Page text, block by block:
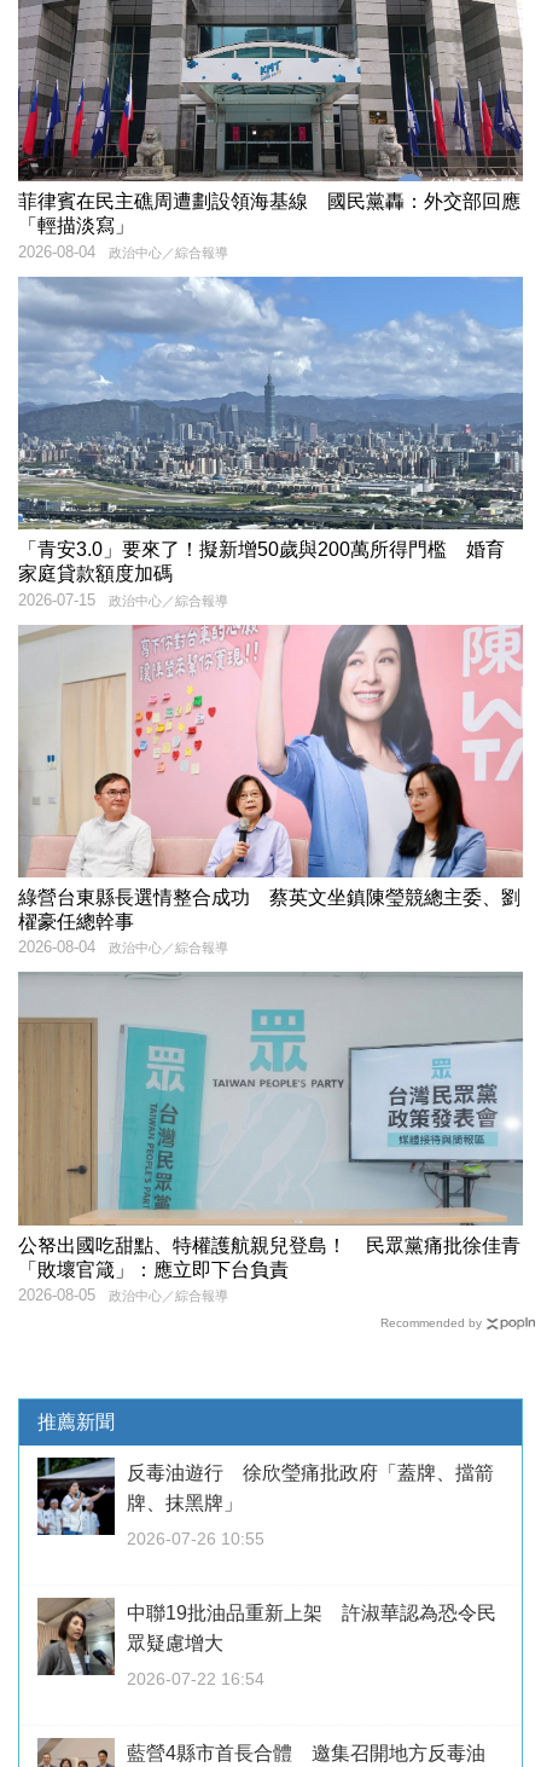
菲律賓在民主礁周遭劃設領海基線 國民黨轟：外交部回應
「輕描淡寫」
政治中心／綜合報導
2026-08-04
「青安3.0」要來了！擬新增50歲與200萬所得門檻 婚育
家庭貸款額度加碼
政治中心／綜合報導
2026-07-15
綠營台東縣長選情整合成功 蔡英文坐鎮陳瑩競總主委、劉
櫂豪任總幹事
政治中心／綜合報導
2026-08-04
公帑出國吃甜點、特權護航親兒登島！ 民眾黨痛批徐佳青
「敗壞官箴」：應立即下台負責
政治中心／綜合報導
2026-08-05
Recommended by
推薦新聞
反毒油遊行 徐欣瑩痛批政府「蓋牌、擋箭
牌、抹黑牌」
2026-07-26 10:55
中聯19批油品重新上架 許淑華認為恐令民
眾疑慮增大
2026-07-22 16:54
藍營4縣市首長合體 邀集召開地方反毒油